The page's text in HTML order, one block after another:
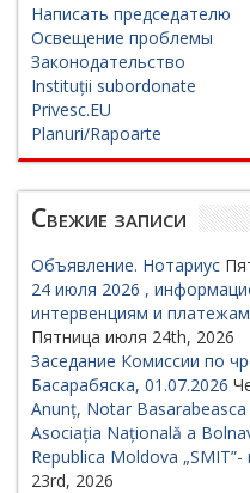
Написать председателю
Освещение проблемы
Законодательство
Instituții subordonate
Privesc.EU
Planuri/Rapoarte
Свежие записи
Объявление. Нотариус
24 июля 2026 ,
интервенциям и
Пятница июля 24th, 2026
Заседание Комиссии по
Басарабяска, 01.07.2026
Anunț, Notar Basarabeasca
Asociația Națională a
Republica Moldova
23rd, 2026